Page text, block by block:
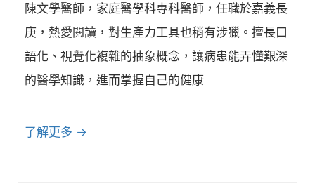
陳文學醫師，家庭醫學科專科醫師，任職於嘉義長
庚，熱愛閱讀，對生產力工具也稍有涉獵。擅長口
語化、視覺化複雜的抽象概念，讓病患能弄懂艱深
的醫學知識，進而掌握自己的健康
了解更多 →